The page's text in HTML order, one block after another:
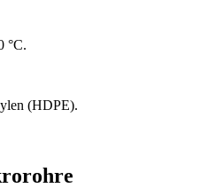
°C.
(HDPE).